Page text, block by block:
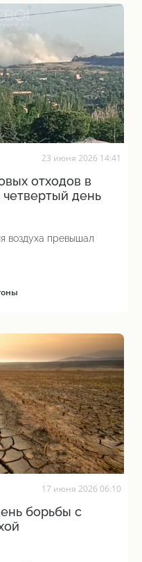
23 июня 2026 14:41
отходов в
день
воздуха превышал
17 июня 2026 06:10
борьбы с